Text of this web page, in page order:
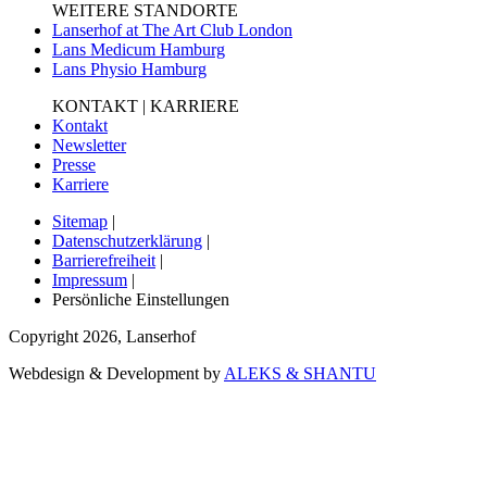
WEITERE STANDORTE
Lanserhof at The Art Club London
Lans Medicum Hamburg
Lans Physio Hamburg
KONTAKT | KARRIERE
Kontakt
Newsletter
Presse
Karriere
Sitemap |
Datenschutzerklärung |
Barrierefreiheit|
Impressum |
Persönliche Einstellungen
Copyright2026, Lanserhof
Webdesign & Development byALEKS & SHANTU